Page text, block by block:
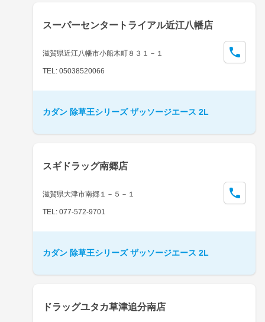
スーパーセンタートライアル近江八幡店
滋賀県近江八幡市小船木町８３１－１
TEL: 05038520066
カダン 除草王シリーズ ザッソージエース 2L
スギドラッグ南郷店
滋賀県大津市南郷１－５－１
TEL: 077-572-9701
カダン 除草王シリーズ ザッソージエース 2L
ドラッグユタカ草津追分南店